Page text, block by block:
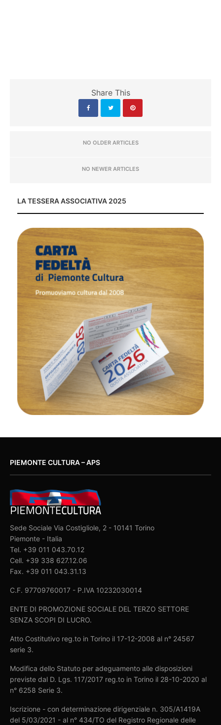
Share This
NO OLDER ARTICLES
NO NEWER ARTICLES
LA TESSERA ASSOCIATIVA 2025
PIEMONTE CULTURA – APS
Sede Sociale Via Costigliole, 2 - 10141 Torino
Piemonte - Italia
Tel. +39 011 043.70.12
Cell. +39 338 627.12.06
Fax. +39 011 043.31.13
C.F. 97709760017 - P.IVA 10232030014
ENTE DI PROMOZIONE SOCIALE DEL TERZO SETTORE
SENZA SCOPI DI LUCRO.
Atto Costitutivo reg.to in Torino il 17-12-2008 al n° 24567
serie 3.
Modifica dello Statuto per adeguamento alle disposizioni
previste dal D. Lgs. 117/2017 reg.to in Torino il 28-10-2020 al
n° 6258 Serie 3.
Iscrizione - con determinazione dirigenziale n. 305/A1419A
del 5/03/2021 - al n° 434/TO del Registro Regionale delle